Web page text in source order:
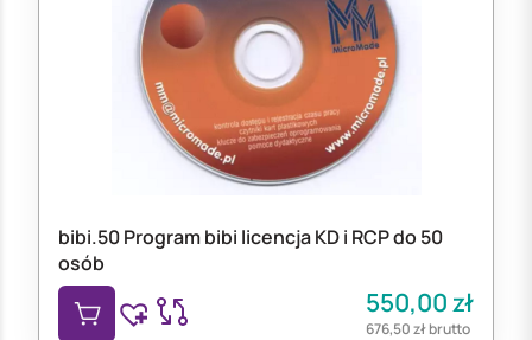
bibi.50 Program bibi licencja KD i RCP do 50
osób
550,00zł
676,50złbrutto